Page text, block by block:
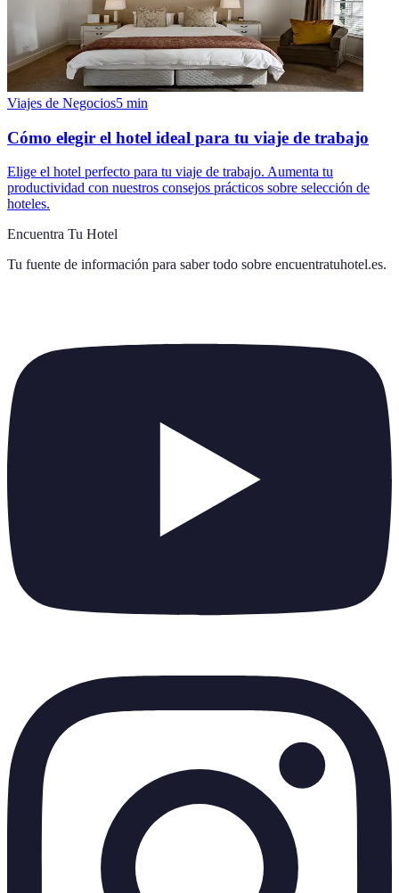
Viajes de Negocios5 min
Cómo elegir el hotel ideal para tu viaje de trabajo
Elige el hotel perfecto para tu viaje de trabajo. Aumenta tu
productividad con nuestros consejos prácticos sobre selección de
hoteles.
Encuentra Tu Hotel
Tu fuente de información para saber todo sobre encuentratuhotel.es.